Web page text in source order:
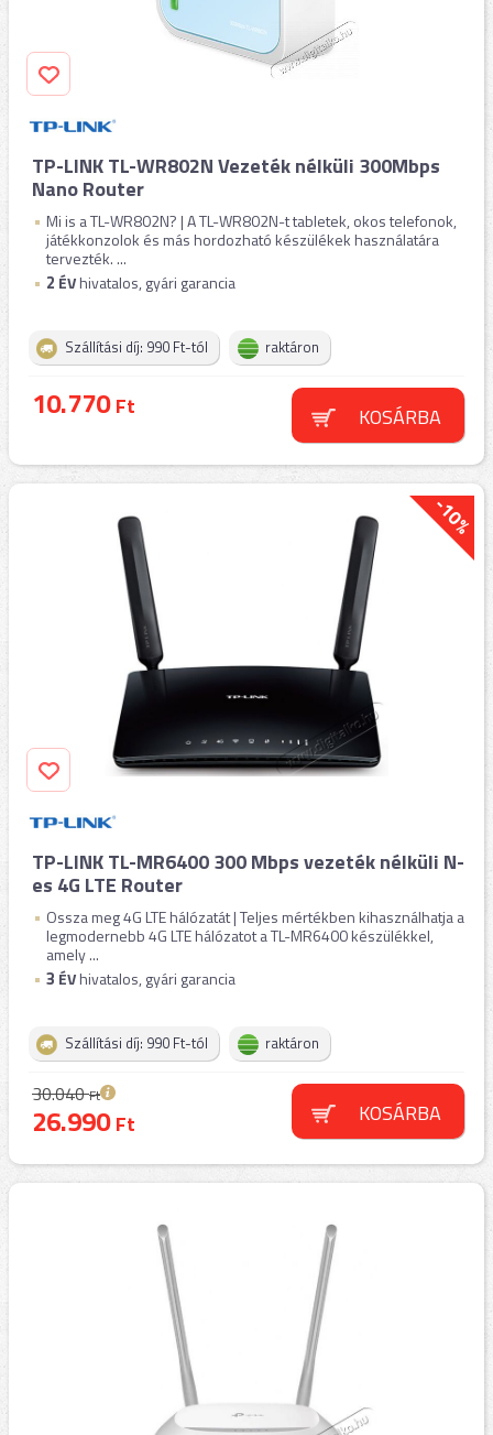
TP-LINK TL-WR802N Vezeték nélküli 300Mbps
Nano Router
Mi is a TL-WR802N? | A TL-WR802N-t tabletek, okos telefonok,
játékkonzolok és más hordozható készülékek használatára
tervezték. ...
2 ÉVhivatalos, gyári garancia
Szállítási díj: 990 Ft-tól raktáron
10.770Ft KOSÁRBA
-10%
TP-LINK TL-MR6400 300 Mbps vezeték nélküli N-
es 4G LTE Router
Ossza meg 4G LTE hálózatát | Teljes mértékben kihasználhatja a
legmodernebb 4G LTE hálózatot a TL-MR6400 készülékkel,
amely ...
3 ÉVhivatalos, gyári garancia
Szállítási díj: 990 Ft-tól raktáron
30.040Ft
26.990Ft KOSÁRBA